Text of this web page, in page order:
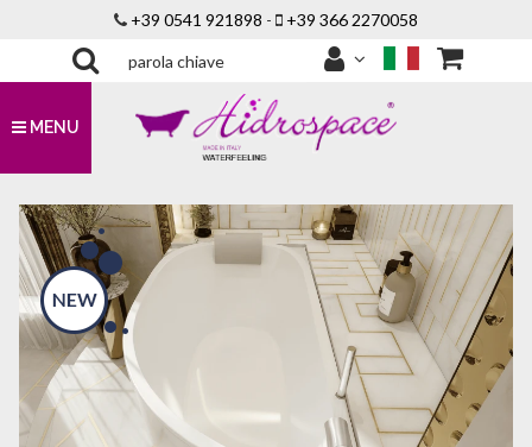
+39 0541 921898 - +39 366 2270058
MENU